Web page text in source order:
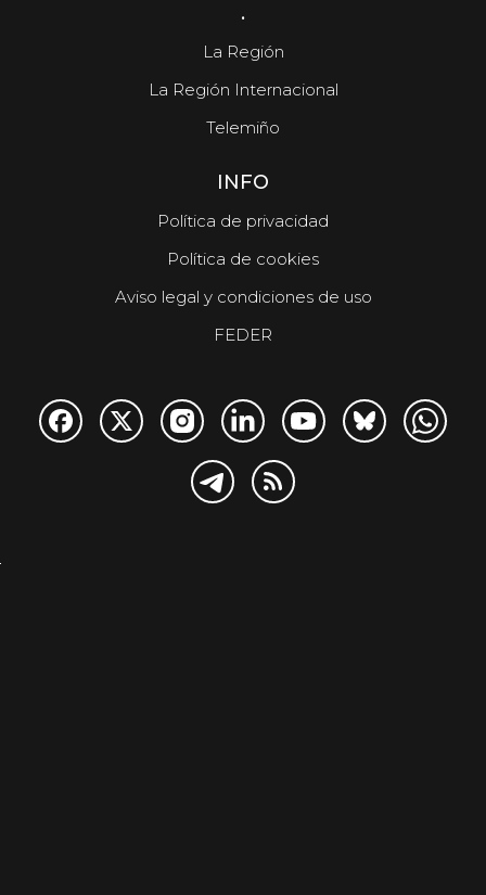
.
La Región
La Región Internacional
Telemiño
INFO
Política de privacidad
Política de cookies
Aviso legal y condiciones de uso
FEDER